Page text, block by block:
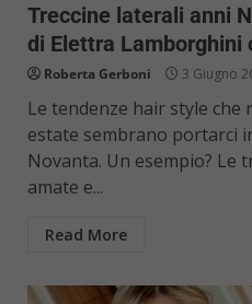
Treccine laterali anni
di Elettra Lamborghini
Roberta Gerboni 3 Giugno
Le tendenze hair style
estate sembrano portarci
Novanta. Un esempio? Le
amate e...
Read More